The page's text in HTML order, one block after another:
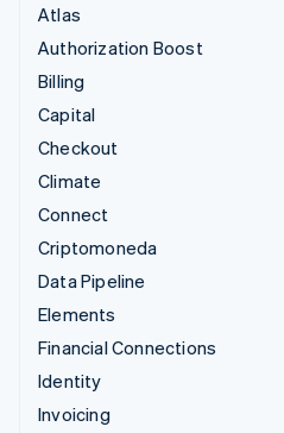
Atlas
Authorization Boost
Billing
Capital
Checkout
Climate
Connect
Criptomoneda
Data Pipeline
Elements
Financial Connections
Identity
Invoicing